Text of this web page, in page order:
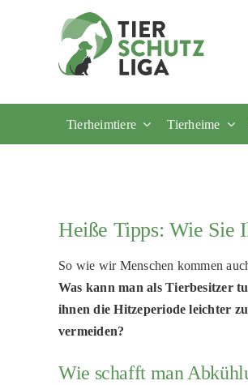
Tierheimtiere Tierheime
Heiße Tipps: Wie Sie
So wie wir Menschen kommen
Was kann man als Tierbesitzer
ihnen die Hitzeperiode leichter
vermeiden?
Wie schafft man